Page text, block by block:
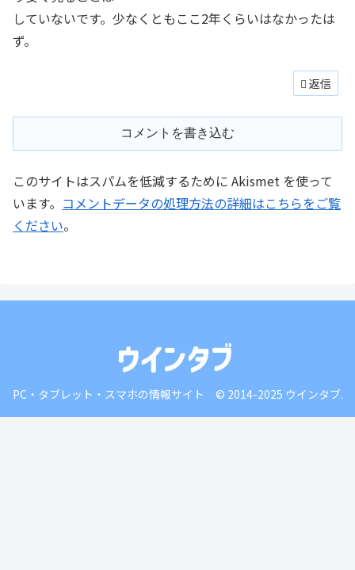
していないです。少なくともここ2年くらいはなかったは
ず。
返信
コメントを書き込む
このサイトはスパムを低減するために Akismet を使って
います。 コメントデータの処理方法の詳細はこちらをご覧
ください。
PC・タブレット・スマホの情報サイト © 2014-2025 ウインタブ.